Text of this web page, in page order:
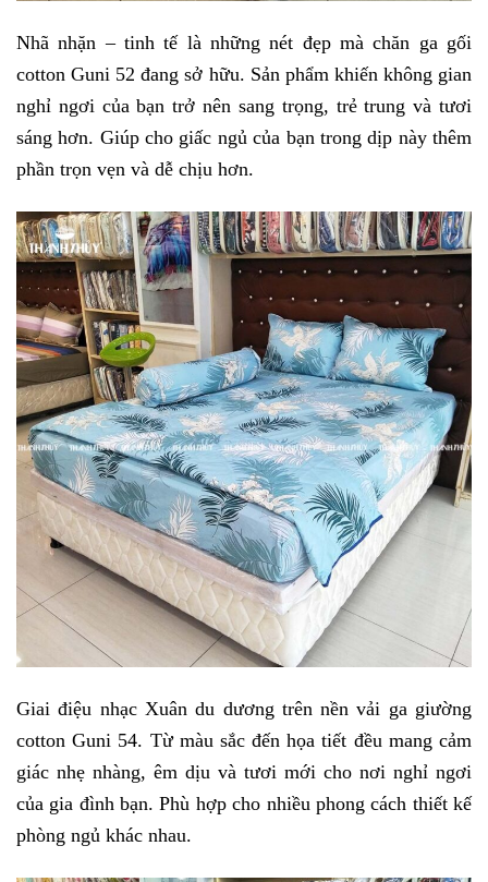
Nhã nhặn – tinh tế là những nét đẹp mà chăn ga gối
cotton Guni 52 đang sở hữu. Sản phẩm khiến không gian
nghỉ ngơi của bạn trở nên sang trọng, trẻ trung và tươi
sáng hơn. Giúp cho giấc ngủ của bạn trong dịp này thêm
phần trọn vẹn và dễ chịu hơn.
Giai điệu nhạc Xuân du dương trên nền vải ga giường
cotton Guni 54. Từ màu sắc đến họa tiết đều mang cảm
giác nhẹ nhàng, êm dịu và tươi mới cho nơi nghỉ ngơi
của gia đình bạn. Phù hợp cho nhiều phong cách thiết kế
phòng ngủ khác nhau.